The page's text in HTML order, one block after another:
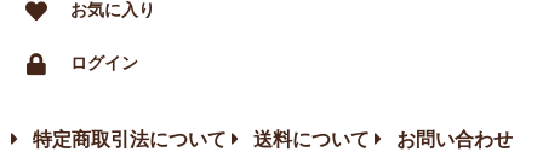
お気に入り
ログイン
特定商取引法について 送料について お問い合わせ